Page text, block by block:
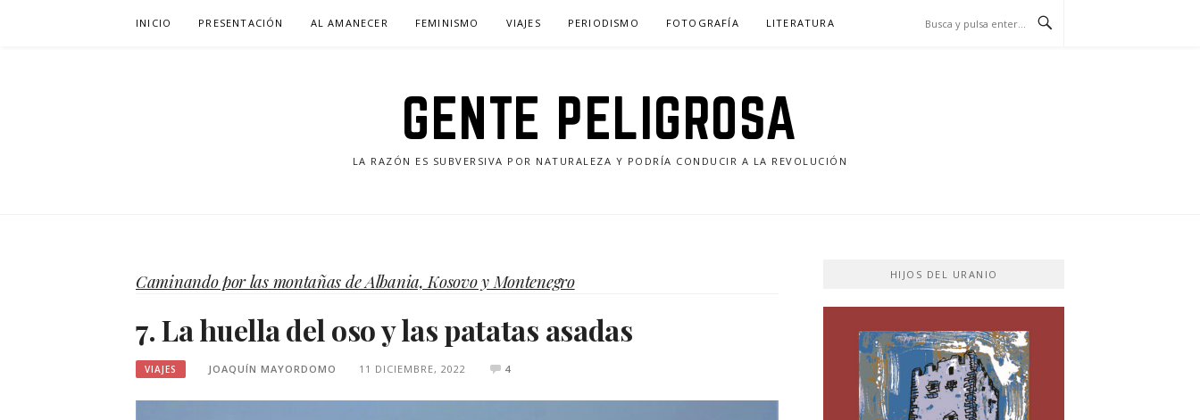
INICIO PRESENTACIÓN AL AMANECER FEMINISMO VIAJES PERIODISMO FOTOGRAFÍA LITERATURA
GENTE PELIGROSA
LA RAZÓN ES SUBVERSIVA POR NATURALEZA Y PODRÍA CONDUCIR A LA REVOLUCIÓN
Caminando por las montañas de Albania, Kosovo y Montenegro
7. La huella del oso y las patatas asadas
VIAJES JOAQUÍN MAYORDOMO 11 DICIEMBRE, 2022 4
HIJOS DEL URANIO